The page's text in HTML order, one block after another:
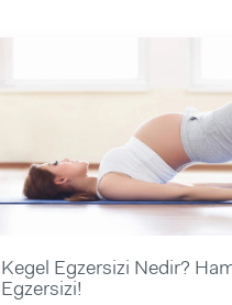
Kegel Egzersizi Nedir?
Egzersizi!